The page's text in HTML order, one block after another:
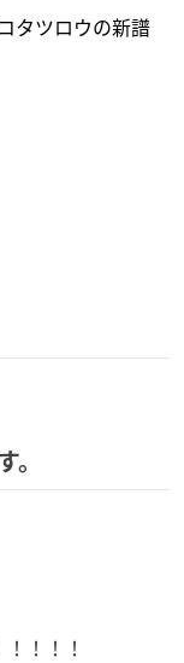
タツロウの新譜
！！！